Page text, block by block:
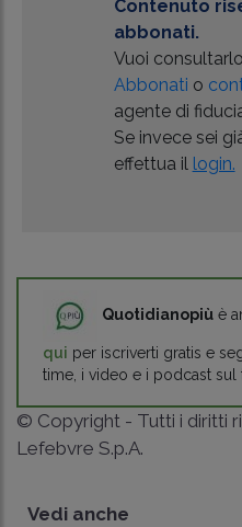
Contenuto
abbonati.
Vuoi
Abbonati o
agente di
Se invece sei
effettua il login.
Quotidianopiù è
qui per iscriverti gratis e
time, i video e i podcast sul
© Copyright - Tutti i diritti
Lefebvre S.p.A.
Vedi anche